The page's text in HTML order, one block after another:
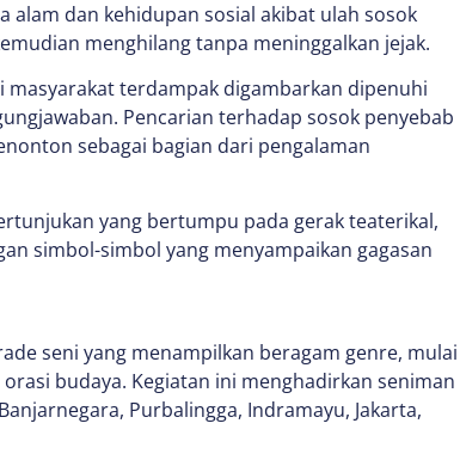
alam dan kehidupan sosial akibat ulah sosok
menghilang tanpa meninggalkan jejak.
terdampak digambarkan dipenuhi
Pencarian terhadap sosok penyebab
sebagai bagian dari pengalaman
yang bertumpu pada gerak teaterikal,
simbol-simbol yang menyampaikan gagasan
seni yang menampilkan beragam genre, mulai
budaya. Kegiatan ini menghadirkan seniman
Purbalingga, Indramayu, Jakarta,